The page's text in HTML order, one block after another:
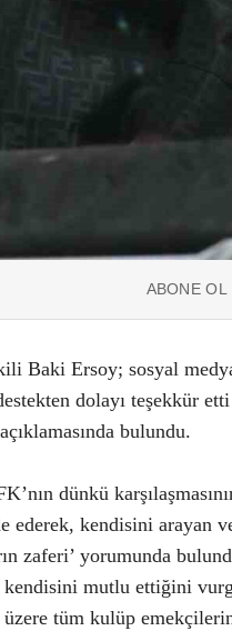
ABONE OL
Ersoy; sosyal medya
dolayı teşekkür
bulundu.
dünkü
ederek, kendisini arayan
zaferi’ yorumunda
mutlu ettiğini
tüm kulüp